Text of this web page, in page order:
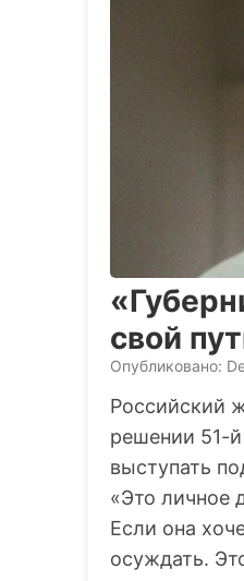
свой
Опубликовано:
Российский
решении 51-
выступать
«Это личное
Если она
осуждать.